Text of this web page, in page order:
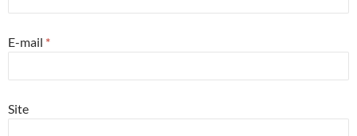
E-mail *
Site